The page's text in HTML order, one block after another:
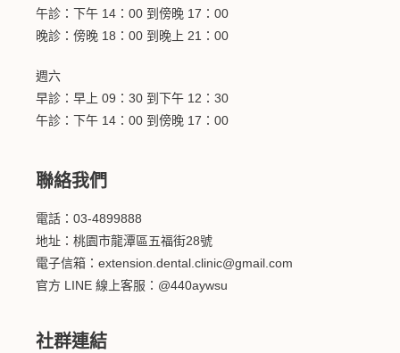
午診：下午 14：00 到傍晚 17：00
晚診：傍晚 18：00 到晚上 21：00
週六
早診：早上 09：30 到下午 12：30
午診：下午 14：00 到傍晚 17：00
聯絡我們
電話：03-4899888
地址：桃園市龍潭區五福街28號
電子信箱：extension.dental.clinic@gmail.com
官方 LINE 線上客服：@440aywsu
社群連結